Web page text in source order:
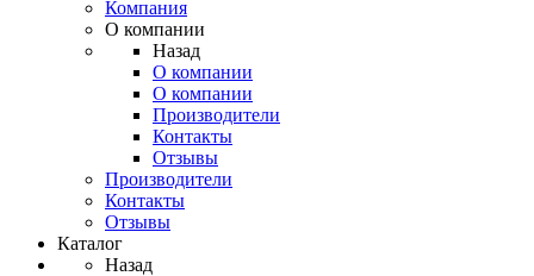
Компания
О компании
Назад
О компании
О компании
Производители
Контакты
Отзывы
Производители
Контакты
Отзывы
Каталог
Назад